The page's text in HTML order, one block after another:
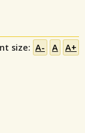
size: A- A A+